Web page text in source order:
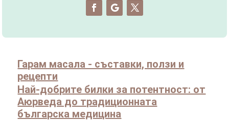
Гарам масала - съставки, ползи и
рецепти
Най-добрите билки за потентност: от
Аюрведа до традиционната
българска медицина